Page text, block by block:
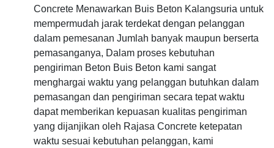
Concrete Menawarkan Buis Beton Kalangsuria untuk
mempermudah jarak terdekat dengan pelanggan
dalam pemesanan Jumlah banyak maupun berserta
pemasanganya, Dalam proses kebutuhan
pengiriman Beton Buis Beton kami sangat
menghargai waktu yang pelanggan butuhkan dalam
pemasangan dan pengiriman secara tepat waktu
dapat memberikan kepuasan kualitas pengiriman
yang dijanjikan oleh Rajasa Concrete ketepatan
waktu sesuai kebutuhan pelanggan, kami